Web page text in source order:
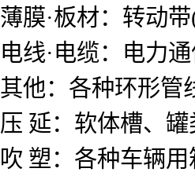
薄膜·板材：转动
电线·电缆：电力
其他：各种环形管
压 延：软体槽、
吹 塑：各种车辆